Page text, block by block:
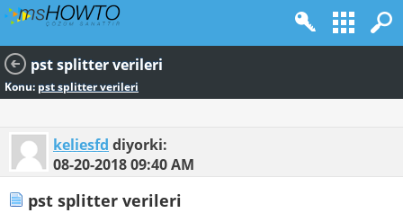
pst splitter verileri
Konu:pst splitter verileri
keliesfd diyorki:
08-20-201809:40 AM
pst splitter verileri